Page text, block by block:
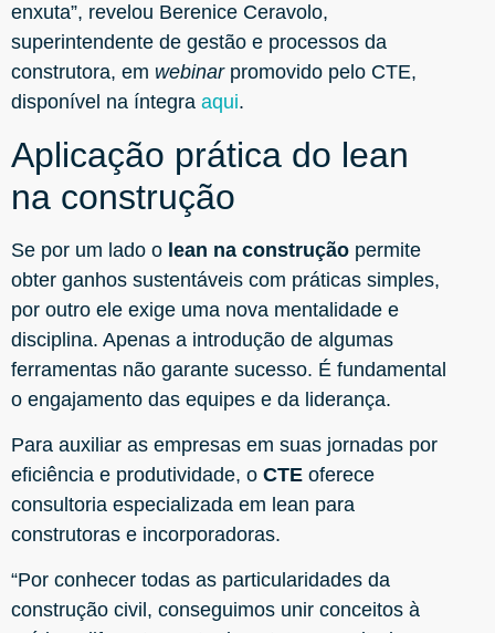
enxuta”, revelou Berenice Ceravolo,
superintendente de gestão e processos da
construtora, em webinarpromovido pelo CTE,
disponível na íntegra aqui.
Aplicação prática do lean
na construção
Se por um lado o lean na construção permite
obter ganhos sustentáveis com práticas simples,
por outro ele exige uma nova mentalidade e
disciplina. Apenas a introdução de algumas
ferramentas não garante sucesso. É fundamental
o engajamento das equipes e da liderança.
Para auxiliar as empresas em suas jornadas por
eficiência e produtividade, o CTE oferece
consultoria especializada em lean para
construtoras e incorporadoras.
“Por conhecer todas as particularidades da
construção civil, conseguimos unir conceitos à